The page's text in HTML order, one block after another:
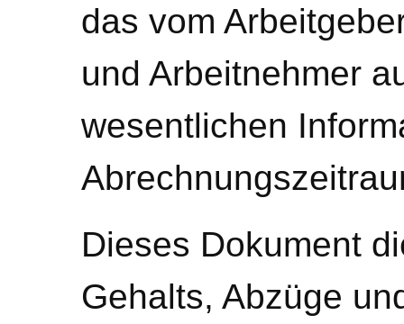
das vom
und Arbeitnehmer
wesentlichen
Dieses Dokument
Gehalts, Abzüge